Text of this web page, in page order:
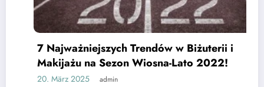
7 Najważniejszych Trendów w Biżuterii i
Makijażu na Sezon Wiosna-Lato 2022!
20. März 2025 admin